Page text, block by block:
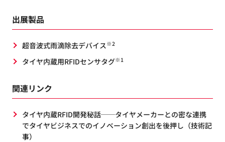
出展製品
超音波式雨滴除去デバイス ※2
タイヤ内蔵用RFIDセンサタグ※1
関連リンク
タイヤ内蔵RFID開発秘話──タイヤメーカーとの密な連携
でタイヤビジネスでのイノベーション創出を後押し（技術記
事）